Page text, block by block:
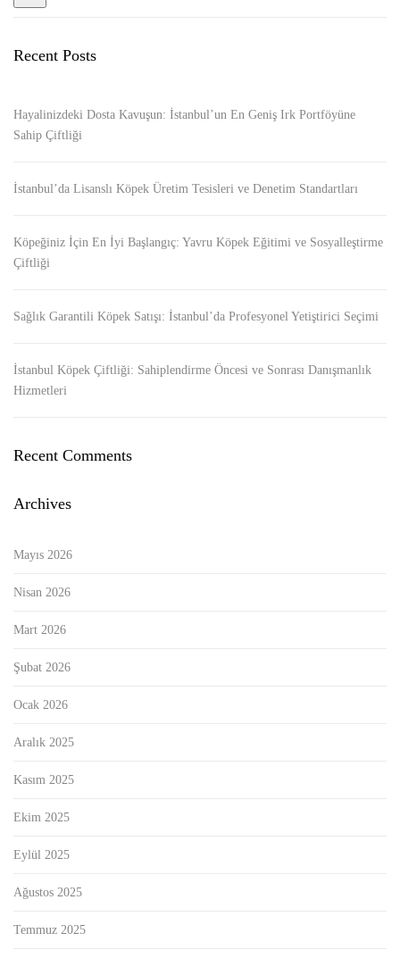
Recent Posts
Hayalinizdeki Dosta Kavuşun: İstanbul’un En Geniş Irk Portföyüne
Sahip Çiftliği
İstanbul’da Lisanslı Köpek Üretim Tesisleri ve Denetim Standartları
Köpeğiniz İçin En İyi Başlangıç: Yavru Köpek Eğitimi ve Sosyalleştirme
Çiftliği
Sağlık Garantili Köpek Satışı: İstanbul’da Profesyonel Yetiştirici Seçimi
İstanbul Köpek Çiftliği: Sahiplendirme Öncesi ve Sonrası Danışmanlık
Hizmetleri
Recent Comments
Archives
Mayıs 2026
Nisan 2026
Mart 2026
Şubat 2026
Ocak 2026
Aralık 2025
Kasım 2025
Ekim 2025
Eylül 2025
Ağustos 2025
Temmuz 2025